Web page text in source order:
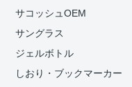
サコッシュOEM
サングラス
ジェルボトル
しおり・ブックマーカー